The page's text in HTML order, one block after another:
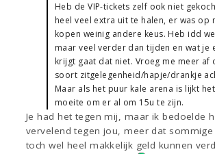
Heb de VIP-tickets zelf ook niet
heel veel extra uit te halen, er was op
kopen weinig andere keus. Heb idd
maar veel verder dan tijden en wat je
krijgt gaat dat niet. Vroeg me meer af
soort zitgelegenheid/hapje/drankje
Maar als het puur kale arena is lijkt
moeite om er al om 15u te zijn.
Je had het tegen mij, maar ik bedoelde
vervelend tegen jou, meer dat
toch wel heel makkelijk geld kunnen